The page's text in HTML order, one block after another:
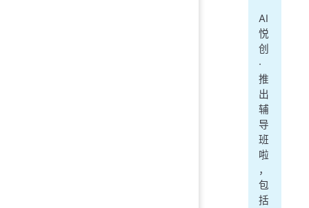
AI
悦
创
·
推
出
辅
导
班
啦
，
包
括